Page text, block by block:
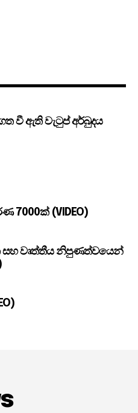
වී ඇති වැටුප් අර්බුදය
7000ක් (VIDEO)
සහ වෘත්තීය නිපුණත්වයෙන්